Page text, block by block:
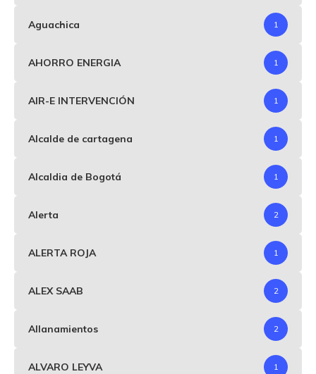
Aguachica 1
AHORRO ENERGIA 1
AIR-E INTERVENCIÓN 1
Alcalde de cartagena 1
Alcaldia de Bogotá 1
Alerta 2
ALERTA ROJA 1
ALEX SAAB 2
Allanamientos 2
ALVARO LEYVA 1